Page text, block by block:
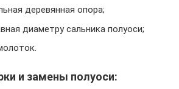
деревянная опора;
диаметру сальника полуоси;
и замены полуоси: